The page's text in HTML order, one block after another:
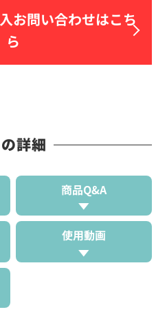
お問い合わせはこち
ら
詳細
商品Q&A
使用動画